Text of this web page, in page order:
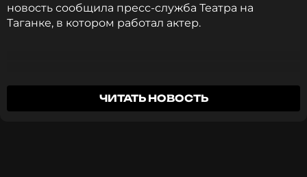
новость сообщила пресс-служба Театра на
Таганке, в котором работал актер.
Скончался Виктор Александрович
Шуляковский. С 1974 года Виктор
ЧИТАТЬ НОВОСТЬ